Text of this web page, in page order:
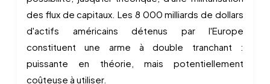
des flux de capitaux. Les 8 000 milliards de dollars
d'actifs américains détenus par l'Europe
constituent une arme à double tranchant :
puissante en théorie, mais potentiellement
coûteuse à utiliser.